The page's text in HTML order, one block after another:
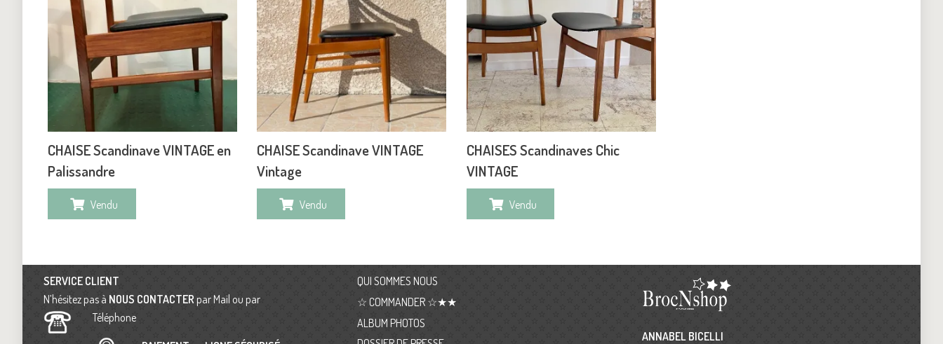
CHAISE Scandinave VINTAGE en
Palissandre
Vendu
CHAISE Scandinave VINTAGE
Vintage
Vendu
CHAISES Scandinaves Chic
VINTAGE
Vendu
SERVICE CLIENT
N’hésitez pas à NOUS CONTACTER par Mail ou par
Téléphone
QUI SOMMES NOUS
☆ COMMANDER ☆★★
ALBUM PHOTOS
ANNABEL BICELLI